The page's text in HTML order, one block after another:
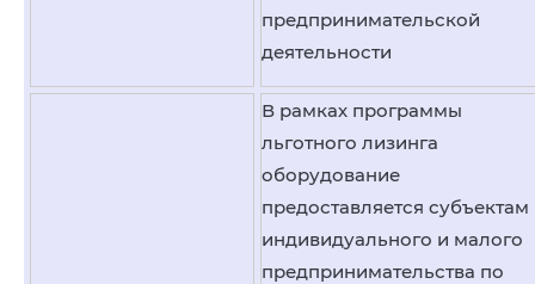
предпринимательской
деятельности
В рамках программы
льготного лизинга
оборудование
предоставляется субъектам
индивидуального и малого
предпринимательства по